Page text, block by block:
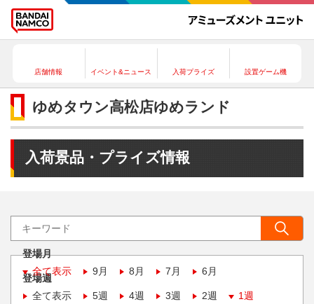
店舗情報 イベント&ニュース 入荷プライズ 設置ゲーム機
ゆめタウン高松店ゆめランド
入荷景品・プライズ情報
登場月
全て表示
9月 8月 7月 6月
登場週
全て表示
5週 4週 3週 2週 1週